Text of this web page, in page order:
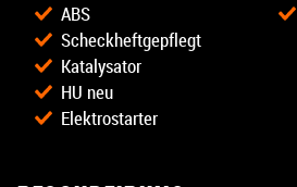
ABS
Scheckheftgepflegt
Katalysator
HU neu
Elektrostarter